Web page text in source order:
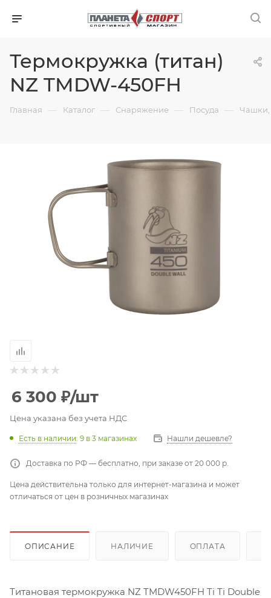
Термокружка (титан)
NZ TMDW-450FH
Главная — Каталог — Снаряжение — Посуда —
6 300 ₽/шт
Цена указана без учета НДС
Есть в наличии: 9 в 3 магазинах Нашли дешевле?
Доставка по РФ — бесплатно, при заказе от 20 000 р.
Цена действительна только для интернет-магазина и может
отличаться от цен в розничных магазинах
ОПИСАНИЕ НАЛИЧИЕ ОПЛАТА
Титановая термокружка NZ TMDW450FH Ti Ti Double